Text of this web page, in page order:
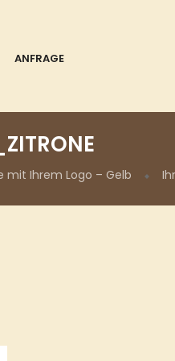
ANFRAGE
mit Ihrem Logo – Gelb